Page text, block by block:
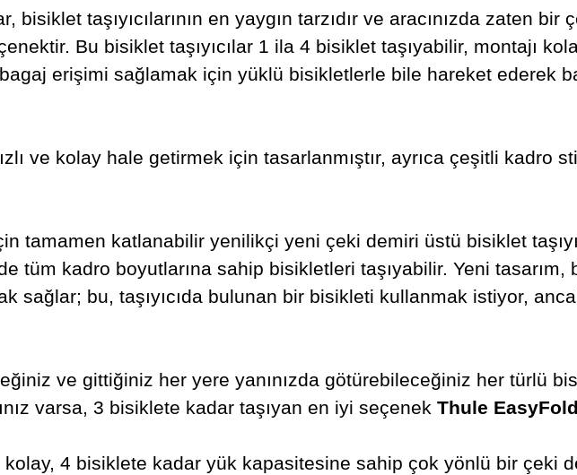
bisiklet taşıyıcılarının en yaygın tarzıdır ve aracınızda zaten
Bu bisiklet taşıyıcılar 1 ila 4 bisiklet taşıyabilir, montajı
bagaj erişimi sağlamak için yüklü bisikletlerle bile hareket ederek
ve kolay hale getirmek için tasarlanmıştır, ayrıca çeşitli kadro
tamamen katlanabilir yenilikçi yeni çeki demiri üstü bisiklet
tüm kadro boyutlarına sahip bisikletleri taşıyabilir. Yeni
sağlar; bu, taşıyıcıda bulunan bir bisikleti kullanmak istiyor,
ve gittiğiniz her yere yanınızda götürebileceğiniz her türlü
varsa, 3 bisiklete kadar taşıyan en iyi seçenek Thule
kolay, 4 bisiklete kadar yük kapasitesine sahip çok yönlü bir çeki